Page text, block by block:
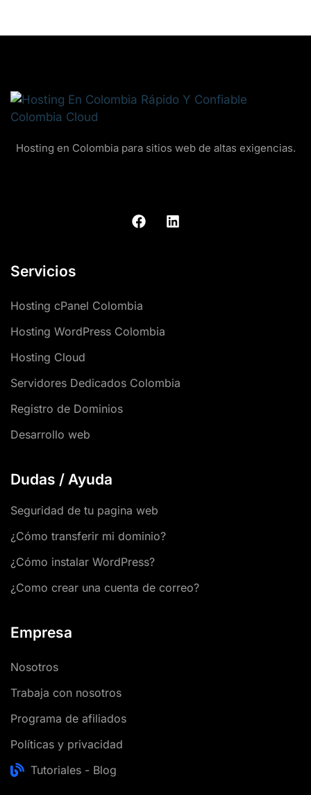
Hosting en Colombia para sitios web de altas exigencias.
Servicios
Hosting cPanel Colombia
Hosting WordPress Colombia
Hosting Cloud
Servidores Dedicados Colombia
Registro de Dominios
Desarrollo web
Dudas / Ayuda
Seguridad de tu pagina web
¿Cómo transferir mi dominio?
¿Cómo instalar WordPress?
¿Como crear una cuenta de correo?
Empresa
Nosotros
Trabaja con nosotros
Programa de afiliados
Políticas y privacidad
Tutoriales - Blog